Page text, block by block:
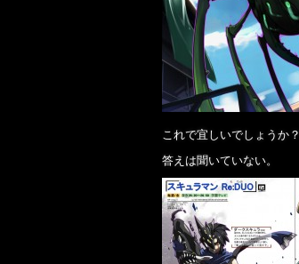
これで宜しいでしょうか？
答えは聞いていない。